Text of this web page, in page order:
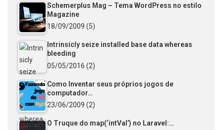
Schemerplus Mag – Tema WordPress no estilo
Magazine
18/09/2009 (5)
Intrinsicly seize installed base data whereas
bleeding
05/05/2016 (2)
Como Inventar seus próprios jogos de
computador…
23/06/2009 (2)
O Truque do map(‘intVal’) no Laravel:…